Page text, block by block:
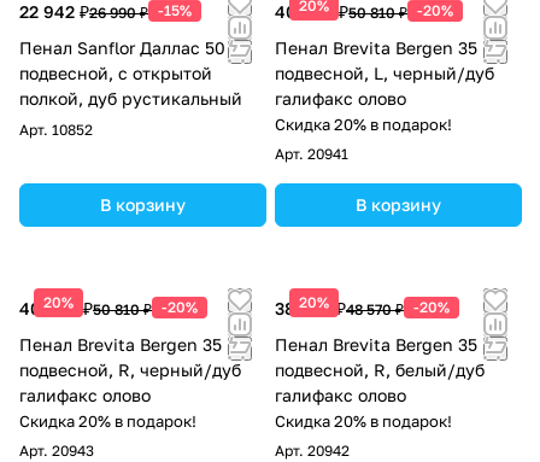
22 942 ₽26 990 ₽ -15%
Пенал Sanflor Даллас 50
подвесной, с открытой
полкой, дуб рустикальный
Арт. 10852
В корзину
20%
40 648 ₽50 810 ₽ -20%
Пенал Brevita Bergen 35
подвесной, L, черный/дуб
галифакс олово
Скидка 20% в подарок!
Арт. 20941
В корзину
20%
40 648 ₽50 810 ₽ -20%
Пенал Brevita Bergen 35
подвесной, R, черный/дуб
галифакс олово
Скидка 20% в подарок!
Арт. 20943
20%
38 856 ₽48 570 ₽ -20%
Пенал Brevita Bergen 35
подвесной, R, белый/дуб
галифакс олово
Скидка 20% в подарок!
Арт. 20942